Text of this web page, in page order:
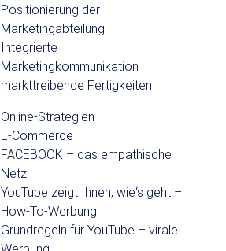
Positionierung der
Marketingabteilung
Integrierte
Marketingkommunikation
markttreibende Fertigkeiten
Online-Strategien
E-Commerce
FACEBOOK – das empathische
Netz
YouTube zeigt Ihnen, wie‘s geht –
How-To-Werbung
Grundregeln für YouTube – virale